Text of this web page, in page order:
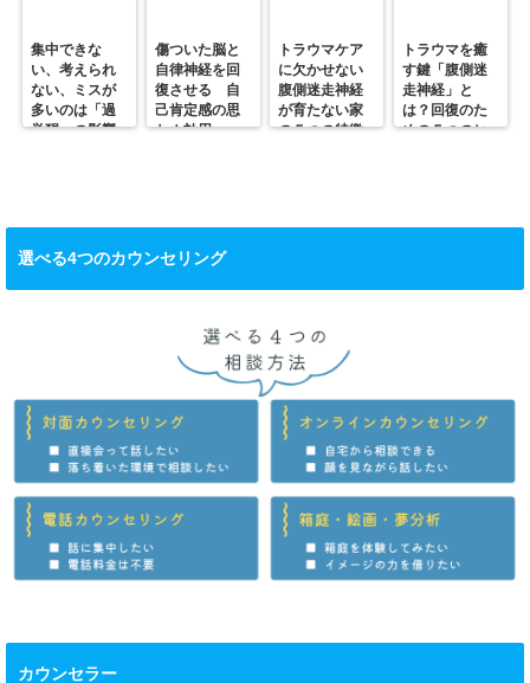
集中できな
い、考えられ
ない、ミスが
多いのは「過
覚醒」の影響
傷ついた脳と
自律神経を回
復させる 自
己肯定感の思
わぬ効用
トラウマケア
に欠かせない
腹側迷走神経
が育たない家
の５つの特徴
トラウマを癒
す鍵「腹側迷
走神経」と
は？回復のた
めの５つのヒ
選べる4つのカウンセリング
カウンセラー